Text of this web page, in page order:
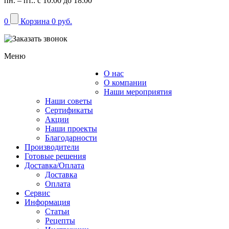
0 Корзина 0 руб.
Меню
О нас
О компании
Наши мероприятия
Наши советы
Сертификаты
Акции
Наши проекты
Благодарности
Производители
Готовые решения
Доставка/Оплата
Доставка
Оплата
Сервис
Информация
Статьи
Рецепты